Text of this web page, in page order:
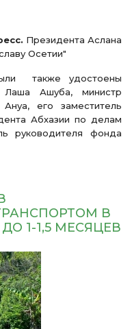
Президента Аслана
Осетии"
также удостоены
Лаша Ашуба, министр
его заместитель
Абхазии по делам
руководителя фонда
В
1-1,5 МЕСЯЦЕВ